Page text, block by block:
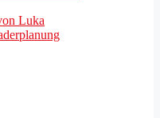
Luka